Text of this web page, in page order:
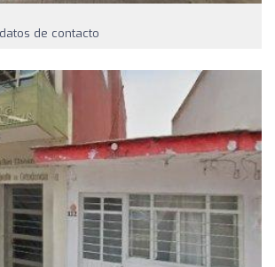
de contacto